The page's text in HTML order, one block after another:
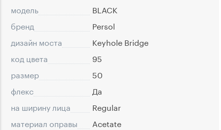
модель
BLACK
бренд
Persol
дизайн моста
Keyhole Bridge
код цвета
95
размер
50
флекс
Да
на ширину лица
Regular
материал оправы
Acetate